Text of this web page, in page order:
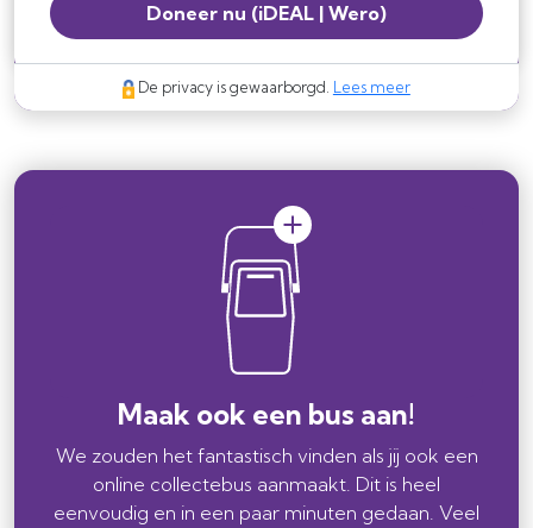
Doneer nu (iDEAL | Wero)
De privacy is gewaarborgd. Lees meer
Maak ook een bus aan!
We zouden het fantastisch vinden als jij ook een
online collectebus aanmaakt. Dit is heel
eenvoudig en in een paar minuten gedaan. Veel